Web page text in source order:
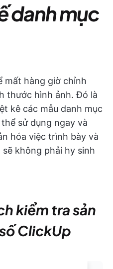
danh mục
mất hàng giờ chỉnh
thước hình ảnh. Đó là
kê các mẫu danh mục
sử dụng ngay và
hóa việc trình bày và
không phải hy sinh
kiểm tra sản
ClickUp